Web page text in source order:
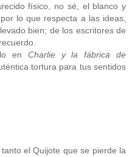
físico, no sé, el blanco y
lo que respecta a las ideas,
bien; de los escritores de
en Charlie y la fábrica de
tortura para tus sentidos
el Quijote que se pierde la